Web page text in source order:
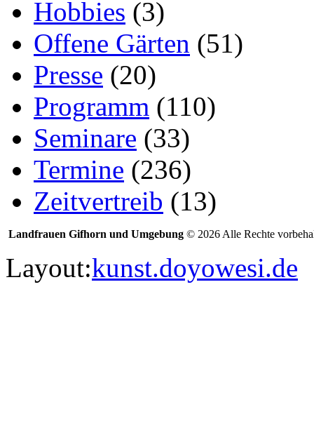
Hobbies (3)
Offene Gärten (51)
Presse (20)
Programm (110)
Seminare (33)
Termine (236)
Zeitvertreib (13)
Landfrauen Gifhorn und Umgebung © 2026 Alle Rechte
Layout:kunst.doyowesi.de